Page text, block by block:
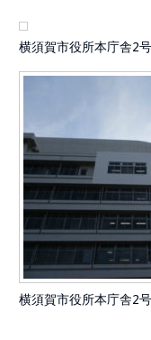
横須賀市役所本庁舎2
横須賀市役所本庁舎2